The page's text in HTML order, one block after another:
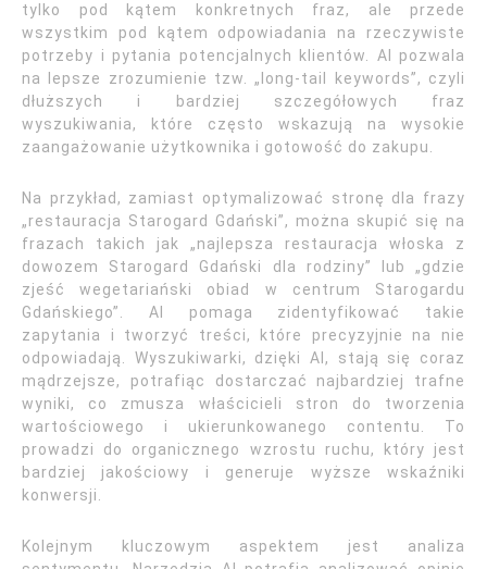
tylko pod kątem konkretnych fraz, ale przede
wszystkim pod kątem odpowiadania na rzeczywiste
potrzeby i pytania potencjalnych klientów. AI pozwala
na lepsze zrozumienie tzw. „long-tail keywords”, czyli
dłuższych i bardziej szczegółowych fraz
wyszukiwania, które często wskazują na wysokie
zaangażowanie użytkownika i gotowość do zakupu.
Na przykład, zamiast optymalizować stronę dla frazy
„restauracja Starogard Gdański”, można skupić się na
frazach takich jak „najlepsza restauracja włoska z
dowozem Starogard Gdański dla rodziny” lub „gdzie
zjeść wegetariański obiad w centrum Starogardu
Gdańskiego”. AI pomaga zidentyfikować takie
zapytania i tworzyć treści, które precyzyjnie na nie
odpowiadają. Wyszukiwarki, dzięki AI, stają się coraz
mądrzejsze, potrafiąc dostarczać najbardziej trafne
wyniki, co zmusza właścicieli stron do tworzenia
wartościowego i ukierunkowanego contentu. To
prowadzi do organicznego wzrostu ruchu, który jest
bardziej jakościowy i generuje wyższe wskaźniki
konwersji.
Kolejnym kluczowym aspektem jest analiza